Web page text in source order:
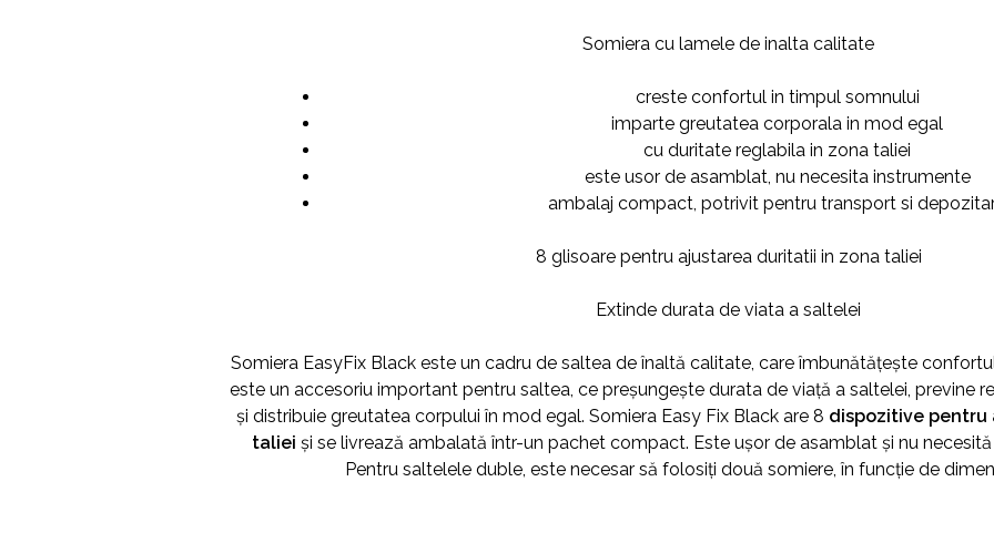
Somiera cu lamele de inalta calitate
creste confortul in timpul somnului
imparte greutatea corporala in mod egal
cu duritate reglabila in zona taliei
este usor de asamblat, nu necesita instrumente
ambalaj compact, potrivit pentru transport si
8 glisoare pentru ajustarea duritatii in zona taliei
Extinde durata de viata a saltelei
Somiera EasyFix Black este un cadru de saltea de înaltă calitate, care îmbunătățește
este un accesoriu important pentru saltea, ce preșungește durata de viață a saltelei, previne
și distribuie greutatea corpului în mod egal. Somiera Easy Fix Black are 8 dispozitive pentru
taliei și se livrează ambalată într-un pachet compact. Este ușor de asamblat și nu
Pentru saltelele duble, este necesar să folosiți două somiere, în funcție de